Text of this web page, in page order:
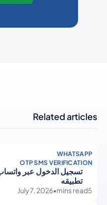
Related articles
WHATSAPP
OTP SMS VERIFICATION
تطبيقه
5
mins read
•
July 7, 2026